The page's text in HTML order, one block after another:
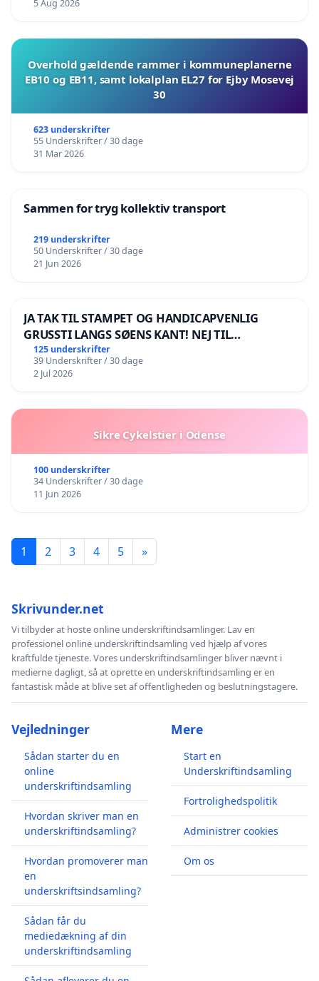
5 Aug 2026
Overhold gældende rammer i kommuneplanerne
EB10 og EB11, samt lokalplan EL27 for Ejby Mosevej
30
623 underskrifter
55 Underskrifter / 30 dage
31 Mar 2026
Sammen for tryg kollektiv transport
219 underskrifter
50 Underskrifter / 30 dage
21 Jun 2026
JA TAK TIL STAMPET OG HANDICAPVENLIG
GRUSSTI LANGS SØENS KANT! NEJ TIL
BOARDWALK VÆK FRA SØEN
125 underskrifter
39 Underskrifter / 30 dage
2 Jul 2026
Sikre Cykelstier i Odense
100 underskrifter
34 Underskrifter / 30 dage
11 Jun 2026
1 2 3 4 5 »
Skrivunder.net
Vi tilbyder at hoste online underskriftindsamlinger. Lav en
professionel online underskriftindsamling ved hjælp af vores
kraftfulde tjeneste. Vores underskriftindsamlinger bliver nævnt i
medierne dagligt, så at oprette en underskriftindsamling er en
fantastisk måde at blive set af offentligheden og beslutningstagere.
Vejledninger
Sådan starter du en
online
underskriftindsamling
Hvordan skriver man en
underskriftindsamling?
Hvordan promoverer man
en
underskriftsindsamling?
Sådan får du
mediedækning af din
underskriftindsamling
Mere
Start en
Underskriftindsamling
Fortrolighedspolitik
Administrer cookies
Om os